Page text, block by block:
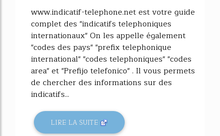
www.indicatif-telephone.net est votre guide
complet des "indicatifs telephoniques
internationaux" On les appelle également
"codes des pays" "prefix telephonique
international" "codes telephoniques" "codes
area" et "Prefijo telefonico" . Il vous permets
de chercher des informations sur des
indicatifs...
LIRE LA SUITE